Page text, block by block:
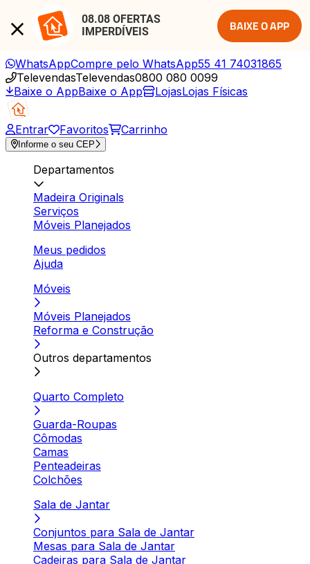
08.08 OFERTAS
IMPERDÍVEIS
BAIXE O APP
WhatsAppCompre pelo WhatsApp55 41 74031865
TelevendasTelevendas0800 080 0099
Baixe o AppBaixe o App LojasLojas Físicas
Entrar Favoritos Carrinho
Informe o seu CEP
Departamentos
Madeira Originals
Serviços
Móveis Planejados
Meus pedidos
Ajuda
Móveis
Móveis Planejados
Reforma e Construção
Outros departamentos
Quarto Completo
Guarda-Roupas
Cômodas
Camas
Penteadeiras
Colchões
Sala de Jantar
Conjuntos para Sala de Jantar
Mesas para Sala de Jantar
Cadeiras para Sala de Jantar